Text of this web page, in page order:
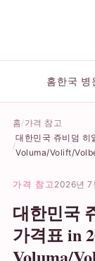
홈한국 병
홈 가격 참고
대한민국 쥬비덤
Voluma/Volift/
가격 참고2026년 7
대한민국
가격표 in